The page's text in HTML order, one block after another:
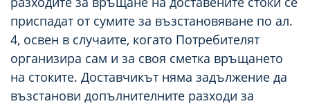
приспадат от сумите за възстановяване по ал.
4, освен в случаите, когато Потребителят
организира сам и за своя сметка връщането
на стоките. Доставчикът няма задължение да
възстанови допълнителните разходи за